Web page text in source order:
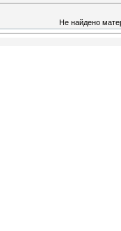
Не найдено